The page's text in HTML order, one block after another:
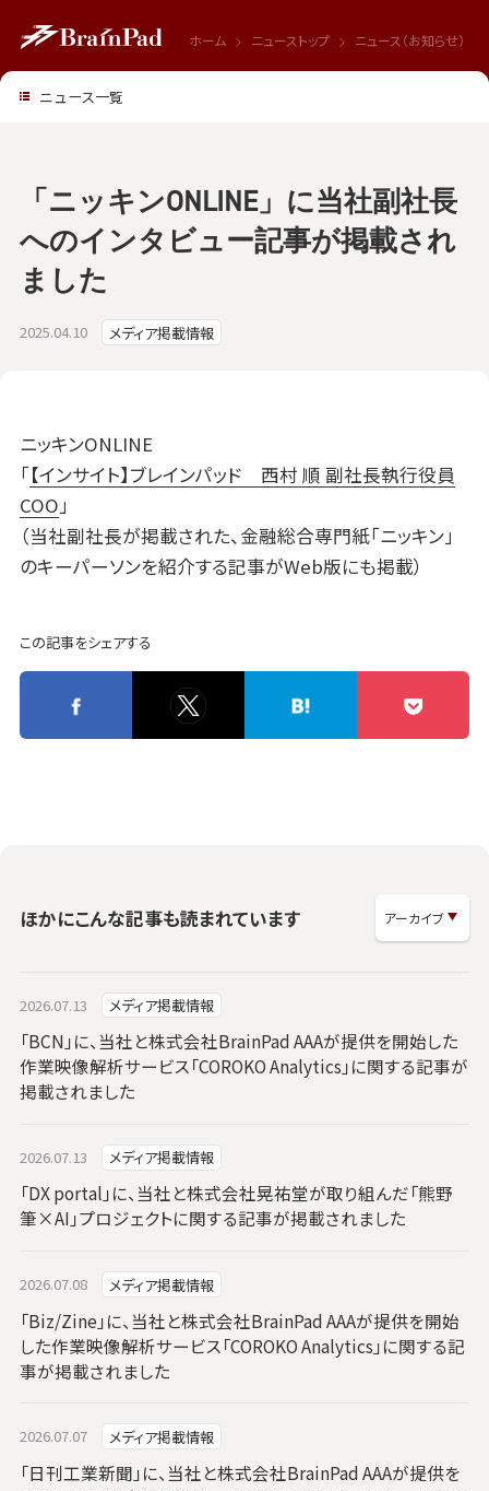
ホーム ニューストップ ニュース（お知らせ）
2025.04.10 メディア掲載情報
「ニッキンONLINE」に当社副社長
へのインタビュー記事が掲載され
ました
ニッキンONLINE
「【インサイト】ブレインパッド 西村 順 副社長執行役員
COO」
（当社副社長が掲載された、金融総合専門紙「ニッキン」
のキーパーソンを紹介する記事がWeb版にも掲載）
この記事をシェアする
ほかにこんな記事も読まれています
2026.07.13 メディア掲載情報
「BCN」に、当社と株式会社BrainPad AAAが提供を開始した
作業映像解析サービス「COROKO Analytics」に関する記事が
掲載されました
2026.07.13 メディア掲載情報
「DX portal」に、当社と株式会社晃祐堂が取り組んだ「熊野
筆×AI」プロジェクトに関する記事が掲載されました
2026.07.08 メディア掲載情報
「Biz/Zine」に、当社と株式会社BrainPad AAAが提供を開始
した作業映像解析サービス「COROKO Analytics」に関する記
事が掲載されました
2026.07.07 メディア掲載情報
「日刊工業新聞」に、当社と株式会社BrainPad AAAが提供を
ニュース一覧